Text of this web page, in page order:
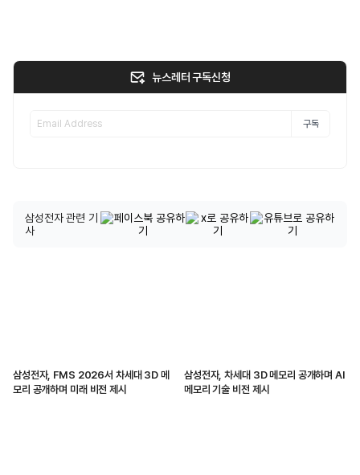
뉴스레터 구독신청
구독
삼성전자 관련 기
사
삼성전자, FMS 2026서 차세대 3D 메
모리 공개하며 미래 비전 제시
삼성전자, 차세대 3D 메모리 공개하며 AI
메모리 기술 비전 제시